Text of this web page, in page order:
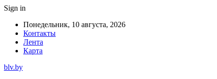
Sign in
Понедельник, 10 августа, 2026
Контакты
Лента
Карта
blv.by